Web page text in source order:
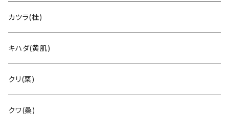
カツラ(桂)
キハダ(黄肌)
クリ(栗)
クワ(桑)